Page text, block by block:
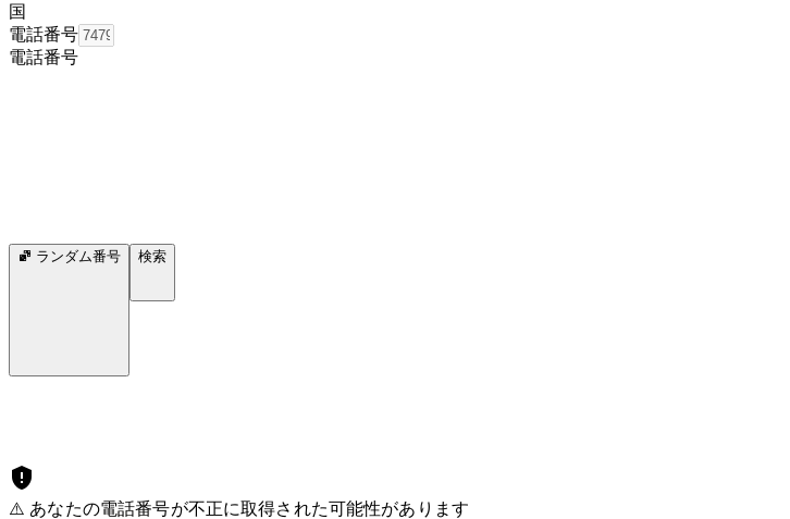
国
電話番号
電話番号
ランダム番号 検索
⚠️ あなたの電話番号が不正に取得された可能性があります